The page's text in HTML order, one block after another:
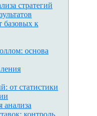
стратегий
базовых к
основа
от статистики
контроль